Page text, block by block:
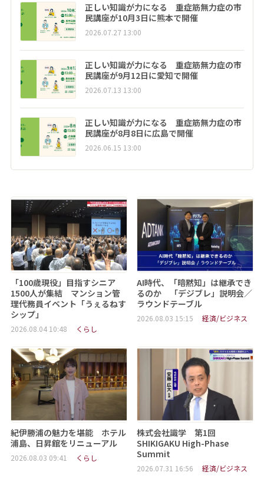
正しい知識が力になる 重症筋無力症の市
民講座が10月3日に熊本で開催
2026.07.27 13:00
正しい知識が力になる 重症筋無力症の市
民講座が9月12日に愛知で開催
2026.07.13 13:00
正しい知識が力になる 重症筋無力症の市
民講座が8月8日に広島で開催
2026.06.15 13:00
「100歳現役」目指すシニア
1500人が集結 マンション管
理代務員イベント「うぇるねす
シップ」
2026.08.04 10:48 くらし
AI時代、「暗黙知」は継承でき
るのか 「デジブレ」説明会／
ラウンドテーブル
2026.08.03 15:15 経済/ビジネス
紀伊勝浦の魅力を堪能 ホテル
浦島、日昇館をリニューアル
2026.08.03 09:41 くらし
株式会社識学 第1回
SHIKIGAKU High-Phase
Summit
2026.07.31 16:56 経済/ビジネス